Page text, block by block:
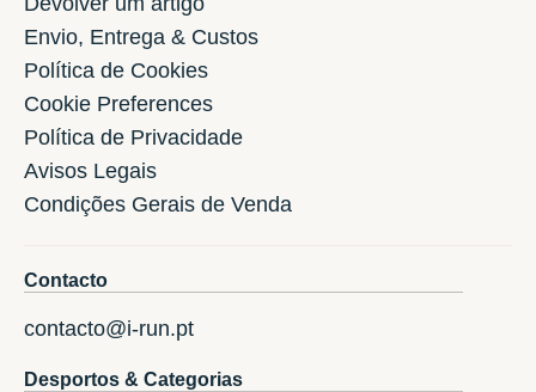
Envio, Entrega & Custos
Política de Cookies
Cookie Preferences
Política de Privacidade
Avisos Legais
Condições Gerais de Venda
Contacto
contacto@i-run.pt
Desportos & Categorias